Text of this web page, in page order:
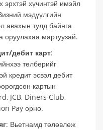
эрхтэй хүчинтэй имэйл
мэдүүлгийн
авахын тулд байнга
оруулахаа мартуузай.
дебит карт:
төлбөрийг
кредит эсвэл дебит
картын
JCB, Diners Club,
Pay орно.
: Вьетнамд төлөвлөж